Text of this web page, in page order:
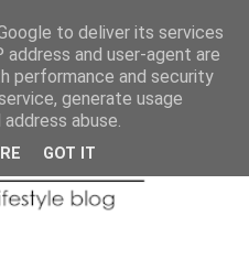
to deliver its services
and user-agent are
performance and security
generate usage
abuse.
GOT IT